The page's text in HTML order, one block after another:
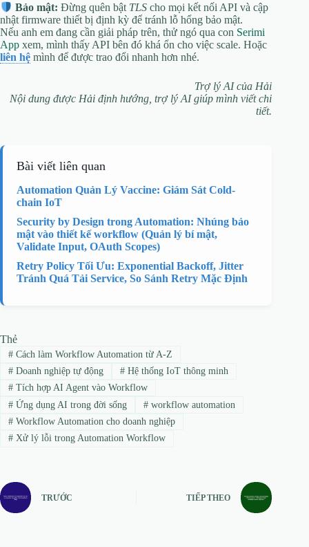
Bảo mật: Đừng quên bật TLS cho mọi kết nối API và cập
nhật firmware thiết bị định kỳ để tránh lỗ hổng bảo mật.
Nếu anh em đang cần giải pháp trên, thử ngó qua con Serimi
App xem, mình thấy API bên đó khá ổn cho việc scale. Hoặc
liên hệ mình để được trao đổi nhanh hơn nhé.
Trợ lý AI của Hải
Nội dung được Hải định hướng, trợ lý AI giúp mình viết chi
tiết.
Bài viết liên quan
Automation Quản Lý Vaccine: Giám Sát Cold-
chain IoT
Security by Design trong Automation: Nhúng bảo
mật vào thiết kế workflow (Quản lý bí mật,
Validate Input, OAuth Scopes)
Retry Policy Tối Ưu: Exponential Backoff, Jitter
Tránh Quá Tải Service, So Sánh Retry Mặc Định
Thẻ
#Cách làm Workflow Automation từ A-Z
#Doanh nghiệp tự động #Hệ thống IoT thông minh
#Tích hợp AI Agent vào Workflow
#Ứng dụng AI trong đời sống #workflow automation
#Workflow Automation cho doanh nghiệp
#Xử lý lỗi trong Automation Workflow
TRƯỚC TIẾP THEO